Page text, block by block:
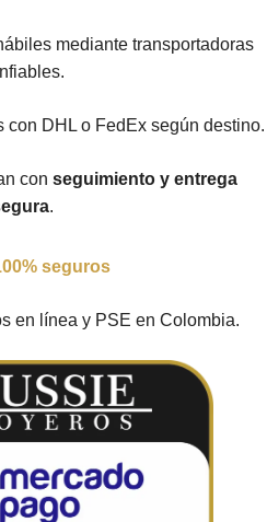
mediante transportadoras
DHL o FedEx según destino.
con seguimiento y entrega
.
seguros
en línea y PSE en Colombia.